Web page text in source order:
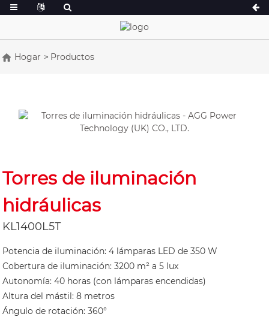
Hogar Productos
Torres de iluminación
hidráulicas
KL1400L5T
Potencia de iluminación: 4 lámparas LED de 350 W
Cobertura de iluminación: 3200 m² a 5 lux
Autonomía: 40 horas (con lámparas encendidas)
Altura del mástil: 8 metros
Ángulo de rotación: 360°
Serie P 10-220 kVA
Serie V 94-285 kVA
Serie P 250-